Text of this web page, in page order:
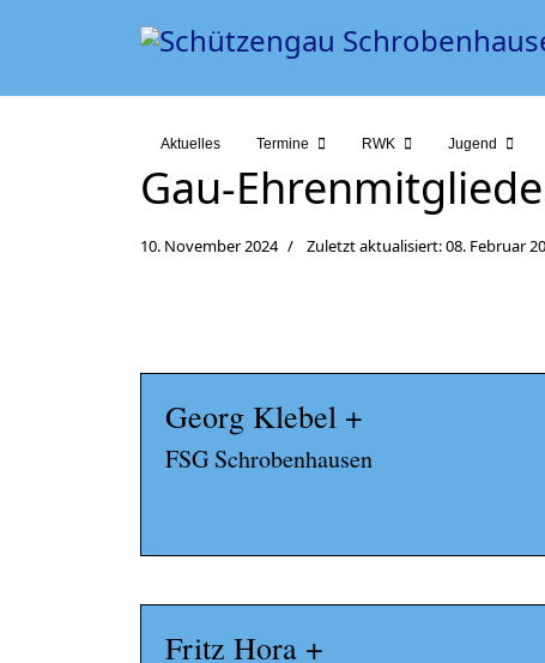
Aktuelles Termine RWK Jugend
Gau-
10. November 2024 Zuletzt aktualisiert: 08. Februar
Georg Klebel +
FSG Schrobenhausen
Fritz Hora +